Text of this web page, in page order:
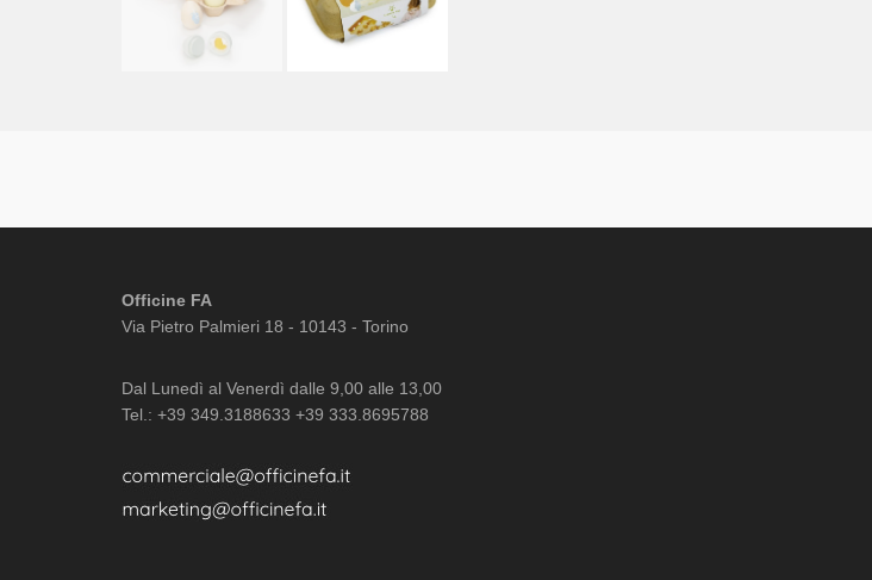
Officine FA
Via Pietro Palmieri 18 - 10143 - Torino
Dal Lunedì al Venerdì dalle 9,00 alle 13,00
Tel.: +39 349.3188633 +39 333.8695788